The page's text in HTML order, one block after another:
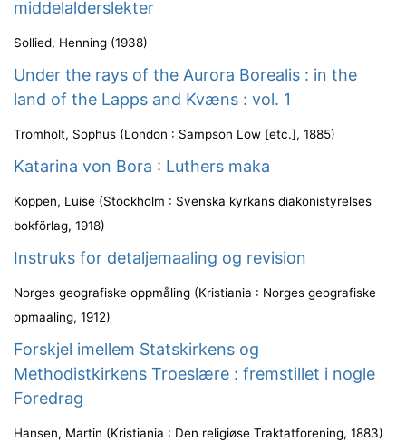
middelalderslekter
Sollied, Henning (1938)
Under the rays of the Aurora Borealis : in the
land of the Lapps and Kvæns : vol. 1
Tromholt, Sophus (London : Sampson Low [etc.], 1885)
Katarina von Bora : Luthers maka
Koppen, Luise (Stockholm : Svenska kyrkans diakonistyrelses
bokförlag, 1918)
Instruks for detaljemaaling og revision
Norges geografiske oppmåling (Kristiania : Norges geografiske
opmaaling, 1912)
Forskjel imellem Statskirkens og
Methodistkirkens Troeslære : fremstillet i nogle
Foredrag
Hansen, Martin (Kristiania : Den religiøse Traktatforening, 1883)